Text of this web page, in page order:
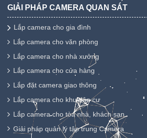
GIẢI PHÁP CAMERA QUAN SÁT
Lắp camera cho gia đình
Lắp camera cho văn phòng
Lắp camera cho nhà xưởng
Lắp camera cho cửa hàng
Lắp đặt camera giao thông
Lắp camera cho khu dân cư
Lắp camera cho tòa nhà, khách sạn
Giải pháp quản lý tập trung Camera